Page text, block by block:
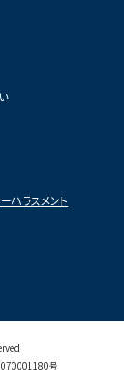
ハラスメント
号